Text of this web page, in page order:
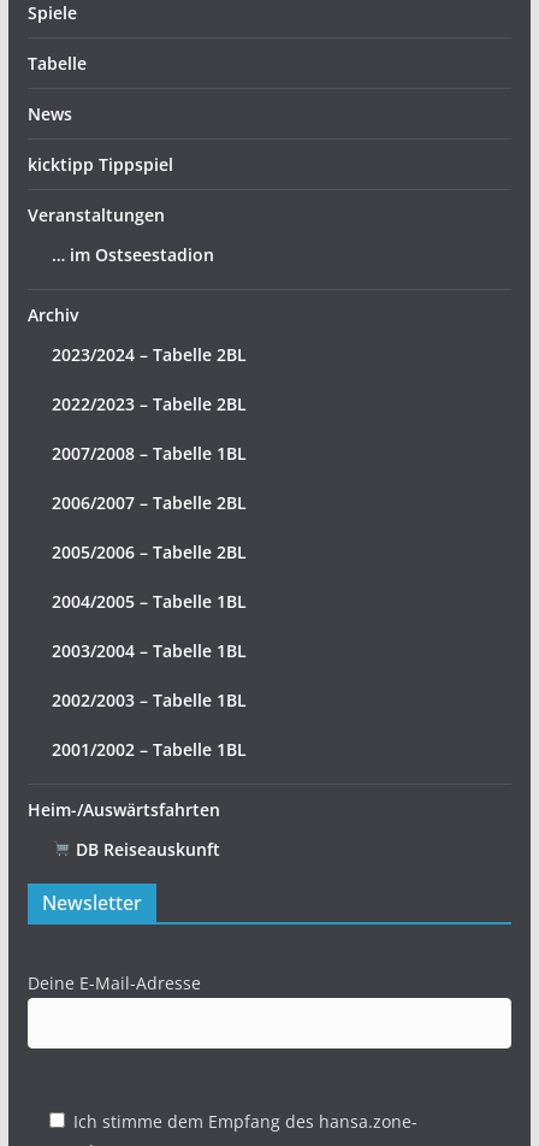
Spiele
Tabelle
News
kicktipp Tippspiel
Veranstaltungen
… im Ostseestadion
Archiv
2023/2024 – Tabelle 2BL
2022/2023 – Tabelle 2BL
2007/2008 – Tabelle 1BL
2006/2007 – Tabelle 2BL
2005/2006 – Tabelle 2BL
2004/2005 – Tabelle 1BL
2003/2004 – Tabelle 1BL
2002/2003 – Tabelle 1BL
2001/2002 – Tabelle 1BL
Heim-/Auswärtsfahrten
DB Reiseauskunft
Newsletter
Deine E-Mail-Adresse
Ich stimme dem Empfang des hansa.zone-